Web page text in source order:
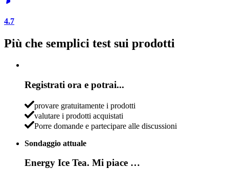
4.7
Più che semplici test sui prodotti
Registrati ora e potrai...
provare gratuitamente i prodotti
valutare i prodotti acquistati
Porre domande e partecipare alle discussioni
Sondaggio attuale
Energy Ice Tea. Mi piace …